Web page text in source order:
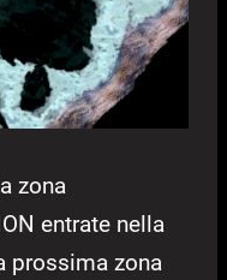
zona
entrate nella
prossima zona